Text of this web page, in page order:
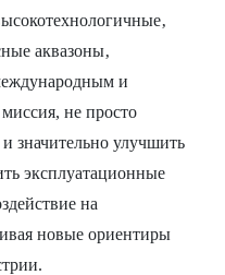
аквазоны‚
и
не просто
значительно улучшить
эксплуатационные
на
новые ориентиры